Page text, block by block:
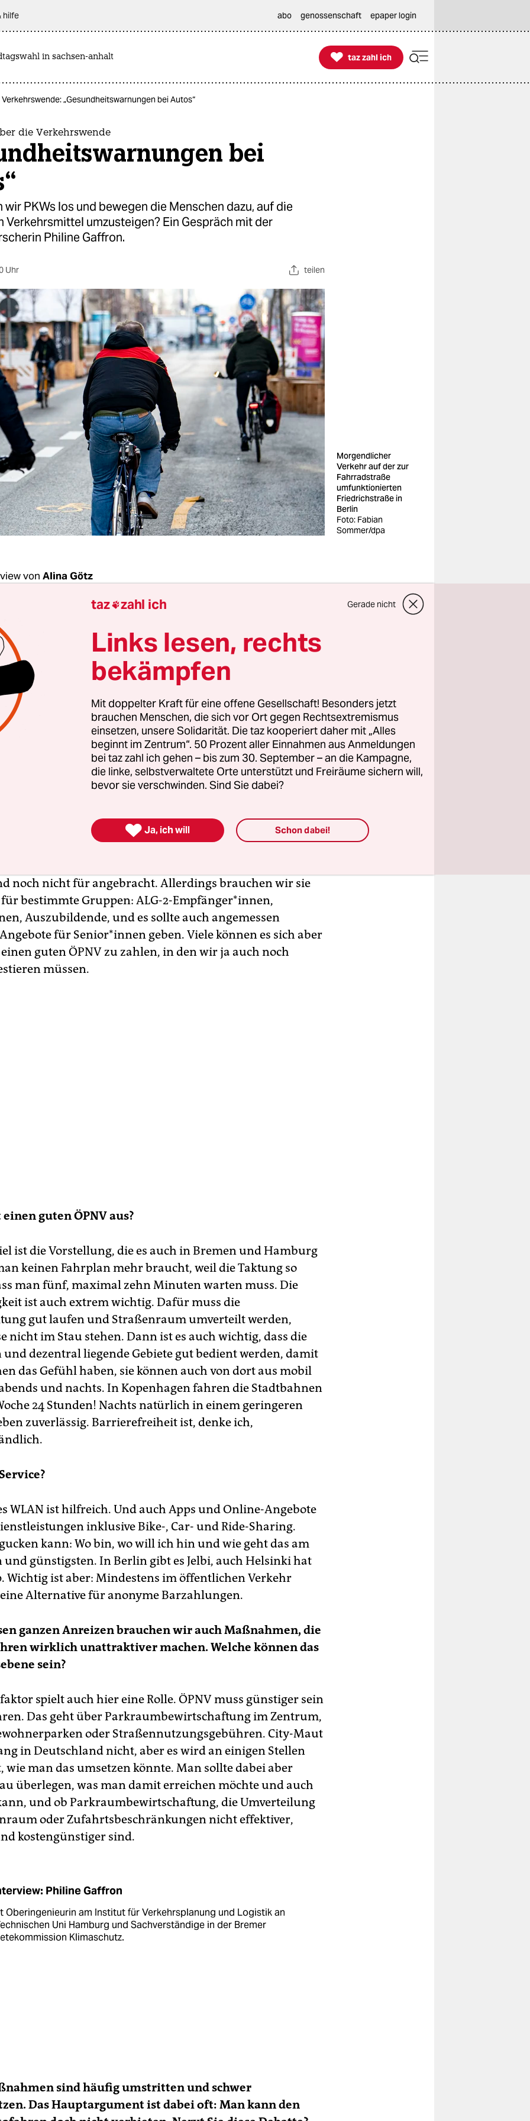
hilfe abo genossenschaft epaper login
in sachsen-anhalt 
taz zahl ich
taz zahl ich
„Gesundheitswarnungen bei Autos“
die Verkehrswende
bei
wir PKWs los und bewegen die Menschen dazu, auf die
Verkehrsmittel umzusteigen? Ein Gespräch mit der
Philine Gaffron.
Uhr teilen
Morgendlicher
Verkehr auf der zur
Fahrradstraße
umfunktionierten
Friedrichstraße in
Berlin
Foto: Fabian
Sommer/dpa
von Alina Götz
müssen wir den ÖPNV einfach kostenlos machen,
vom Auto wegzubekommen?
Nein, das würde nicht reichen. Wir brauchen auch
Und wir müssen uns fragen, unter welchen Umständen
sinnvoll ist, den ÖPNV kostenfrei anzubieten.
denn sinnvoll?
wo es kostenfreien ÖPNV gibt, wurde er vorher schon
Zeitpunkt schon ein hoch qualitatives Angebot. Was ich
noch nicht für angebracht. Allerdings brauchen wir sie
bestimmte Gruppen: ALG-2-Empfänger*innen,
Auszubildende, und es sollte auch angemessen
für Se­nio­r*in­nen geben. Viele können es sich aber
guten ÖPNV zu zahlen, in den wir ja auch noch
müssen.
guten ÖPNV aus?
ist die Vorstellung, die es auch in Bremen und Hamburg
keinen Fahrplan mehr braucht, weil die Taktung so
man fünf, maximal zehn Minuten warten muss. Die
ist auch extrem wichtig. Dafür muss die
gut laufen und Straßenraum umverteilt werden,
nicht im Stau stehen. Dann ist es auch wichtig, dass die
und dezentral liegende Gebiete gut bedient werden, damit
das Gefühl haben, sie können auch von dort aus mobil
und nachts. In Kopenhagen fahren die Stadtbahnen
24 Stunden! Nachts natürlich in einem geringeren
zuverlässig. Barrierefreiheit ist, denke ich,
WLAN ist hilfreich. Und auch Apps und Online-Angebote
inklusive Bike-, Car- und Ride-Sharing.
kann: Wo bin, wo will ich hin und wie geht das am
und günstigsten. In Berlin gibt es Jelbi, auch Helsinki hat
Wichtig ist aber: Mindestens im öffentlichen Verkehr
Alternative für anonyme Barzahlungen.
ganzen Anreizen brauchen wir auch Maßnahmen, die
wirklich unattraktiver machen. Welche können das
sein?
spielt auch hier eine Rolle. ÖPNV muss günstiger sein
Das geht über Parkraumbewirtschaftung im Zentrum,
oder Straßennutzungsgebühren. City-Maut
in Deutschland nicht, aber es wird an einigen Stellen
wie man das umsetzen könnte. Man sollte dabei aber
überlegen, was man damit erreichen möchte und auch
und ob Parkraumbewirtschaftung, die Umverteilung
oder Zufahrtsbeschränkungen nicht effektiver,
kostengünstiger sind.
Philine Gaffron
Oberingenieurin am Institut für Verkehrs­planung und Logistik an
Uni Hamburg und Sachverständige in der Bremer
Klimaschutz.
sind häufig umstritten und schwer
Das Hauptargument ist dabei oft: Man kann den
taz zahl ich Gerade nicht
Links lesen, rechts
bekämpfen
Mit doppelter Kraft für eine offene Gesellschaft! Besonders jetzt
brauchen Menschen, die sich vor Ort gegen Rechtsextremismus
einsetzen, unsere Solidarität. Die taz kooperiert daher mit „Alles
beginnt im Zentrum“. 50 Prozent aller Einnahmen aus Anmeldungen
bei taz zahl ich gehen – bis zum 30. September – an die Kampagne,
die linke, selbstverwaltete Orte unterstützt und Freiräume sichern will,
bevor sie verschwinden. Sind Sie dabei?
 Ja, ich will Schon dabei!